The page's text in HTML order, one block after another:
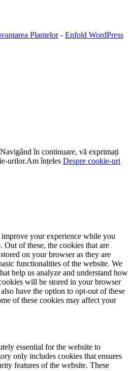
Plantelor- Enfold WordPress
în continuare, vă exprimați
urilor.Am înțeles Despre cookie-uri
your experience while you
Out of these, the cookies that are
on your browser as they are
functionalities of the website. We
help us analyze and understand how
will be stored in your browser
have the option to opt-out of these
of these cookies may affect your
essential for the website to
only includes cookies that ensures
features of the website. These